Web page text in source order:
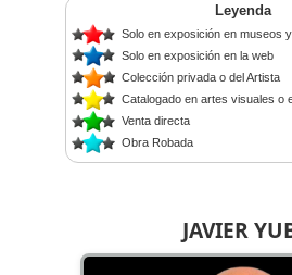
JAVIER
Leyenda
Solo en exposición en museos
Solo en exposición en la web
Colección privada o del Artista
Catalogado en artes visuales o
Venta directa
Obra Robada